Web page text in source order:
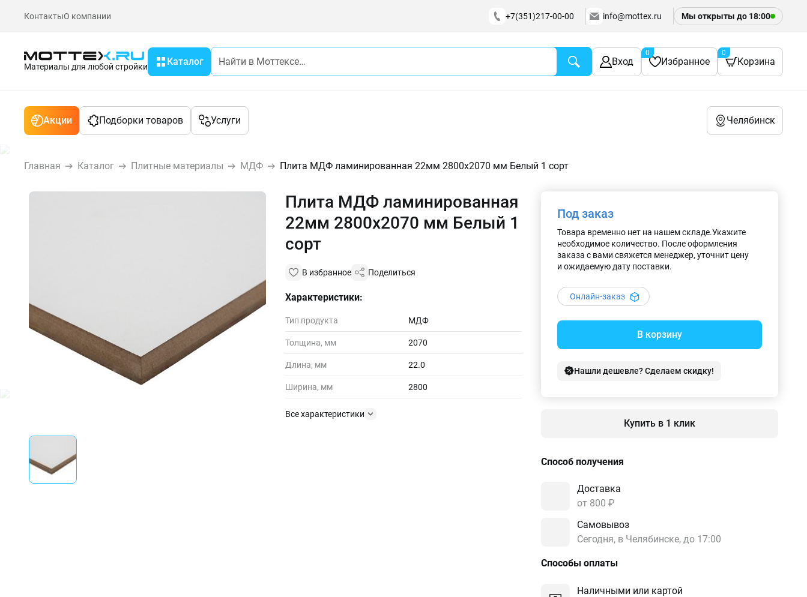
КонтактыО компании +7(351)217-00-00 info@mottex.ru Мы открыты до 18:00
Материалы для любой стройки Каталог Вход Избранное
0
Корзина
0
Акции Подборки товаров Услуги Челябинск
Главная Каталог Плитные материалы МДФ Плита МДФ ламинированная 22мм 2800х2070 мм Белый 1 сорт
Плита МДФ ламинированная
22мм 2800х2070 мм Белый 1
сорт
В избранное Поделиться
Характеристики:
Тип продукта МДФ
Толщина, мм 2070
Длина, мм 22.0
Ширина, мм 2800
Все характеристики
Под заказ
Товара временно нет на нашем складе.Укажите
необходимое количество. После оформления
заказа с вами свяжется менеджер, уточнит цену
и ожидаемую дату поставки.
Онлайн-заказ
В корзину
Нашли дешевле? Сделаем скидку!
Купить в 1 клик
Способ получения
Доставка
от 800 ₽
Самовывоз
Сегодня, в Челябинске, до 17:00
Способы оплаты
Наличными или картой